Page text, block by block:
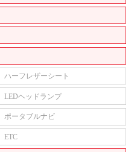
ハーフレザーシート
LEDヘッドランプ
ポータブルナビ
ETC